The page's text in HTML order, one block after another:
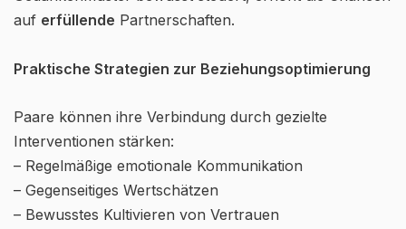
auf erfüllende Partnerschaften.
Praktische Strategien zur Beziehungsoptimierung
Paare können ihre Verbindung durch gezielte
Interventionen stärken:
– Regelmäßige emotionale Kommunikation
– Gegenseitiges Wertschätzen
– Bewusstes Kultivieren von Vertrauen